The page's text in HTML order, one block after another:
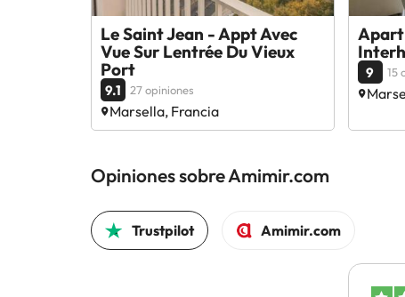
Le Saint Jean - Appt Avec
Vue Sur Lentrée Du Vieux
Port
9.1 27 opiniones
Marsella, Francia
9 15
Opiniones sobre Amimir.com
Trustpilot Amimir.com